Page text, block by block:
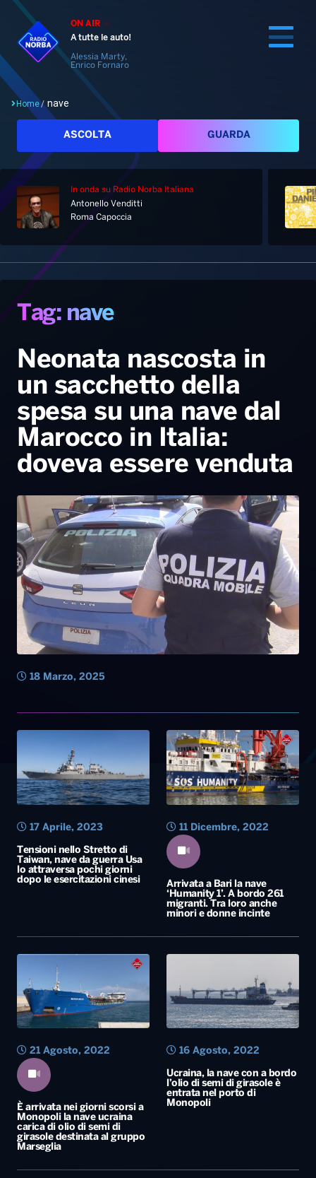
ON AIR
A tutte le auto!
Alessia Marty,
Enrico Fornaro
Home
Palinsesto
Hit Dance
Giochi&Concorsi
PALATOUR
Notizie
Locali
Musica e Spettacolo
Sport
Radio Norba Consiglia
Leggerissime
Playlist
Generale
Novità
Notiziario
Interviste
Oroscopo
Speciale Astrabilia 2026
Gallery
Radio Norba News TV
Voce al Bari
Battiti Live 2026
Gallery
Home/ nave
ASCOLTA GUARDA
In onda su Radio Norba Italiana
Antonello Venditti
Roma Capoccia
Tag: nave
Neonata nascosta in
un sacchetto della
spesa su una nave dal
Marocco in Italia:
doveva essere venduta
18 Marzo, 2025
Tensioni nello Stretto di
Taiwan, nave da guerra Usa
lo attraversa pochi giorni
dopo le esercitazioni cinesi
17 Aprile, 2023
Arrivata a Bari la nave
‘Humanity 1’. A bordo 261
migranti. Tra loro anche
minori e donne incinte
11 Dicembre, 2022
È arrivata nei giorni scorsi a
Monopoli la nave ucraina
carica di olio di semi di
girasole destinata al gruppo
Marseglia
21 Agosto, 2022
Ucraina, la nave con a bordo
l’olio di semi di girasole è
entrata nel porto di
Monopoli
16 Agosto, 2022